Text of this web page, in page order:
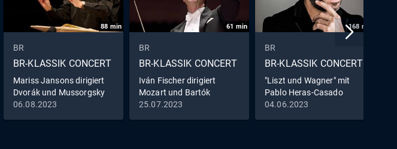
88 min
BR
BR-KLASSIK CONCERT
Mariss Jansons dirigiert
Dvorák und Mussorgsky
06.08.2023
61 min
BR
BR-KLASSIK CONCERT
Iván Fischer dirigiert
Mozart und Bartók
25.07.2023
168 min
BR
BR-KLASSIK CONCERT
"Liszt und Wagner" mit
Pablo Heras-Casado
04.06.2023